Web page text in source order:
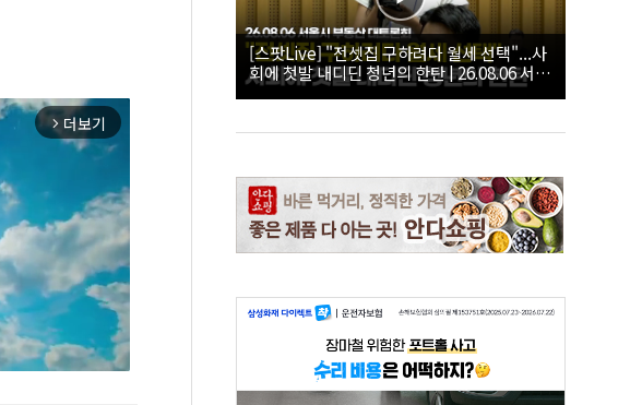
arrow_forward_ios 더보기
[스팟Live] "전셋집 구하려다 월세 선택"...사
회에 첫발 내디딘 청년의 한탄 | 26.08.06 서울
시 부동산 대토론회